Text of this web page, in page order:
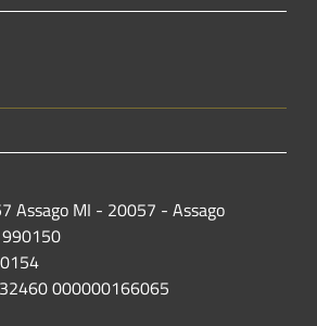
Assago MI - 20057 - Assago
000000166065